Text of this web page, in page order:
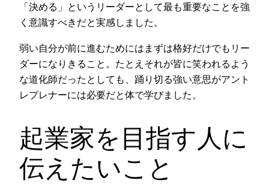
「決める」というリーダーとして最も重要なことを強
く意識すべきだと実感しました。
弱い自分が前に進むためにはまずは格好だけでもリー
ダーになりきること。たとえそれが皆に笑われるよう
な道化師だったとしても、踊り切る強い意思がアント
レプレナーには必要だと体で学びました。
起業家を目指す人に
伝えたいこと